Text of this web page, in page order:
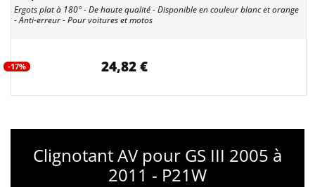
Ergots plat à 180° - De haute qualité - Disponible en couleur blanc et orange
- Anti-erreur - Pour voitures et motos
-17% 24,82 €
Clignotant AV pour GS III 2005 à
2011 - P21W